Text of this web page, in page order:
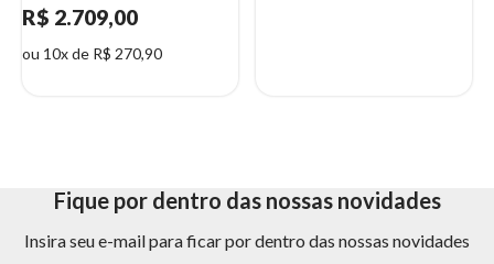
R$ 2.709,00
ou 10x de R$ 270,90
Fique por dentro das nossas novidades
Insira seu e-mail para ficar por dentro das nossas novidades